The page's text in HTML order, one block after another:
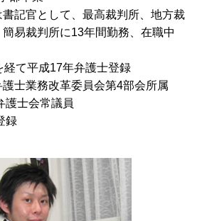
記官として、最高裁判所、地方裁
易裁判所に13年間勤務、在職中
て平成17年弁護士登録
士業務改革委員会第4部会所属
護士会常議員
録